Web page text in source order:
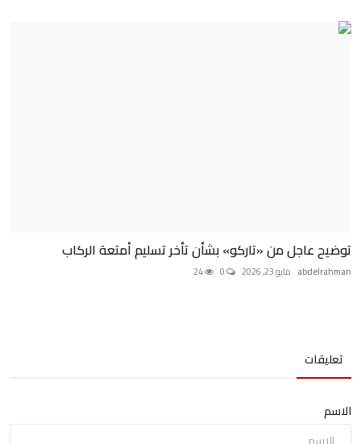
توضيح عاجل من «تاركو» بشأن تأخر تسليم أمتعة الركاب
abdelrahman مايو 23, 2026
تعليقات
الاسم